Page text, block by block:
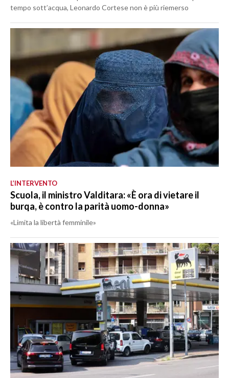
tempo sott’acqua, Leonardo Cortese non è più riemerso
L’INTERVENTO
Scuola, il ministro Valditara: «È ora di vietare il
burqa, è contro la parità uomo-donna»
«Limita la libertà femminile»